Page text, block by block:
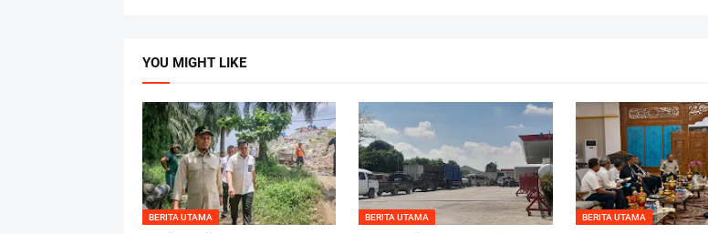
YOU MIGHT LIKE
BERITA UTAMA BERITA UTAMA BERITA UTAMA